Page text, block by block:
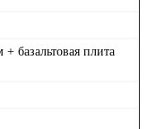
базальтовая плита